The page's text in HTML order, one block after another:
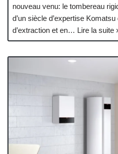
nouveau venu: le tombereau
d’un siècle d’expertise
d’extraction et en… Lire la suite